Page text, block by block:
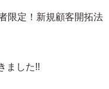
定！新規顧客開拓法
ました!!